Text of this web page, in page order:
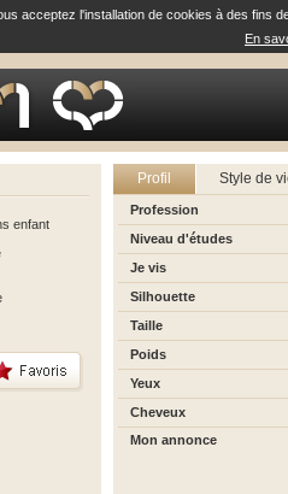
acceptez l'installation de cookies à des
En
enfant
Profil Style de
Profession
Niveau d'études
Je vis
Silhouette
Taille
Poids
Yeux
Cheveux
Mon annonce